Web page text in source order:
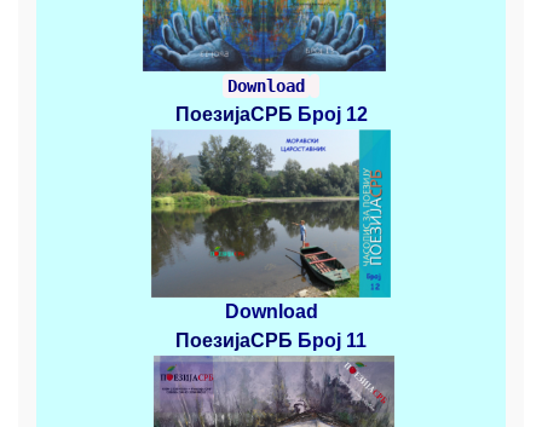
Download
ПоезијаСРБ Број 12
Download
ПоезијаСРБ Број 11